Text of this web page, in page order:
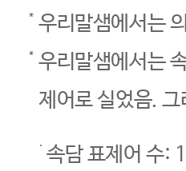
우리말샘에서는
우리말샘에서는
제어로 실었음.
속담 표제어 수: